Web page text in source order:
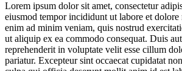
Lorem ipsum dolor sit amet, consectetur
eiusmod tempor incididunt ut labore et
enim ad minim veniam, quis nostrud
ut aliquip ex ea commodo consequat. Duis
reprehenderit in voluptate velit esse cillum
pariatur. Excepteur sint occaecat cupidatat